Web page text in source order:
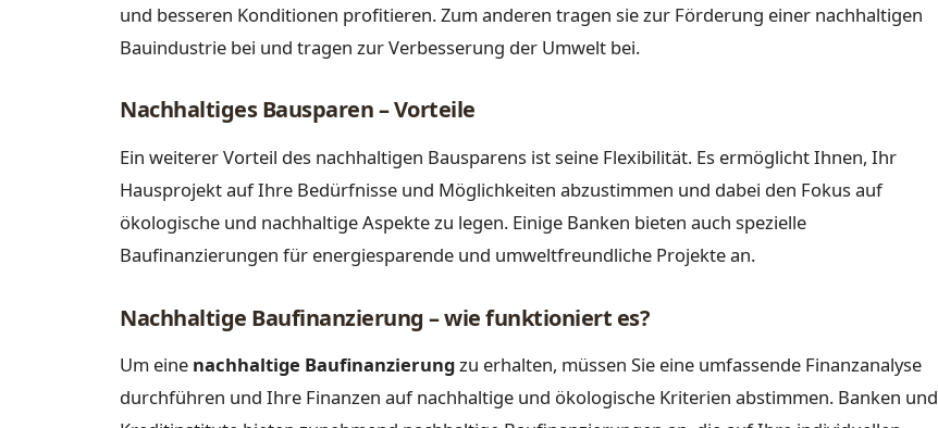
und besseren Konditionen profitieren. Zum anderen tragen sie zur Förderung einer nachhaltigen
Bauindustrie bei und tragen zur Verbesserung der Umwelt bei.
Nachhaltiges Bausparen – Vorteile
Ein weiterer Vorteil des nachhaltigen Bausparens ist seine Flexibilität. Es ermöglicht Ihnen, Ihr
Hausprojekt auf Ihre Bedürfnisse und Möglichkeiten abzustimmen und dabei den Fokus auf
ökologische und nachhaltige Aspekte zu legen. Einige Banken bieten auch spezielle
Baufinanzierungen für energiesparende und umweltfreundliche Projekte an.
Nachhaltige Baufinanzierung – wie funktioniert es?
Um eine nachhaltige Baufinanzierungzu erhalten, müssen Sie eine umfassende Finanzanalyse
durchführen und Ihre Finanzen auf nachhaltige und ökologische Kriterien abstimmen. Banken und